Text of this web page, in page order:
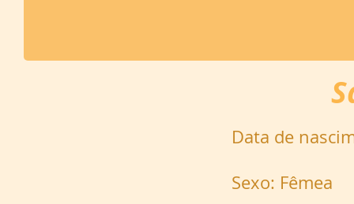
Data de
Sexo: Fêmea